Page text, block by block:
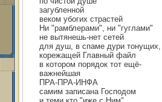
загубленной
веком убогих страстей
Ни "рамблерами", ни "гуглами"
не вытянешь-нет сетей
для душ, в спаме дури тонущих,
корежащей Главный файл
в котором порядок тот ещё-
важнейшая
ПРА-ПРА-ИНФА
самим записана Господом